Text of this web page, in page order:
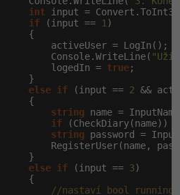
int input =
if (input == 1 )
{
activeUser = LogIn();
Console.WriteLine(
logedIn =
true;
}
else if (input == 2 &&
{
string name =
if (CheckDiary(name)) ;
string password =
RegisterUser(name,
}
else if (input == 3)
{
//nastaví bool running